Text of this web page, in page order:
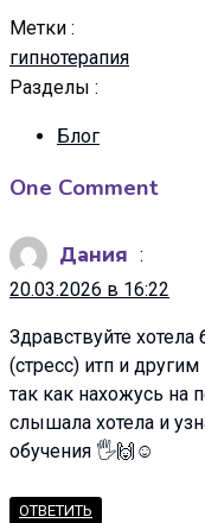
Метки :
гипнотерапия
Разделы :
Блог
One Comment
Дания :
20.03.2026 в 16:22
Здравствуйте
(стресс) итп и
так как нахожусь на
слышала хотела и
обучения 🖐🙌☺
ОТВЕТИТЬ